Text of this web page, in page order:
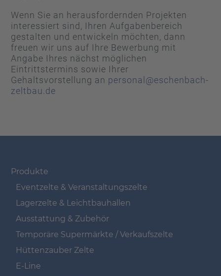
Wenn Sie an herausfordernden Projekten
interessiert sind, Ihren Aufgabenbereich
gestalten und entwickeln möchten, dann
freuen wir uns auf Ihre Bewerbung mit
Angabe Ihres nächst möglichen
Eintrittstermins sowie Ihrer
Gehaltsvorstellung an personal@eschenbach-
zeltbau.de
Produkte
Eventzelte & Veranstaltungszelte
Lagerzelte & Leichtbauhallen
Ausstattung & Zubehör
Temporäre Supermärkte / Verkaufszelte
Hüttenzauber Zelte
E-Line